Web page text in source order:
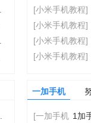
[小米手机教程]
[小米手机教程]
[小米手机教程]
[小米手机教程]
一加手机
[一加手机 1加手